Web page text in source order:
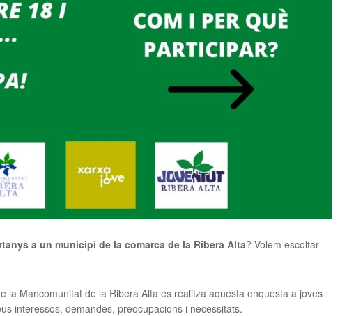
a un municipi de la comarca de la Ribera Alta? Volem escoltar-
la Mancomunitat de la Ribera Alta es realitza aquesta enquesta a joves
interessos, demandes, preocupacions i necessitats.